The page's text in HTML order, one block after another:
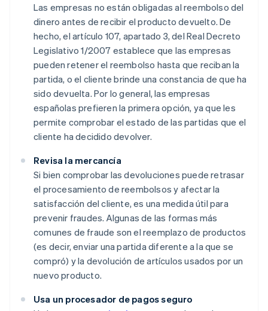
Las empresas no están obligadas al reembolso del
dinero antes de recibir el producto devuelto. De
hecho, el artículo 107, apartado 3, del Real Decreto
Legislativo 1/2007 establece que las empresas
pueden retener el reembolso hasta que reciban la
partida, o el cliente brinde una constancia de que ha
sido devuelta. Por lo general, las empresas
españolas prefieren la primera opción, ya que les
permite comprobar el estado de las partidas que el
cliente ha decidido devolver.
Revisa la mercancía
Si bien comprobar las devoluciones puede retrasar
el procesamiento de reembolsos y afectar la
satisfacción del cliente, es una medida útil para
prevenir fraudes. Algunas de las formas más
comunes de fraude son el reemplazo de productos
(es decir, enviar una partida diferente a la que se
compró) y la devolución de artículos usados por un
nuevo producto.
Usa un procesador de pagos seguro